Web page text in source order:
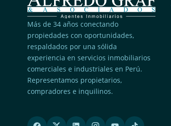
Más de 34 años conectando
propiedades con oportunidades,
respaldados por una sólida
experiencia en servicios inmobiliarios
comerciales e industriales en Perú.
Representamos propietarios,
compradores e inquilinos.